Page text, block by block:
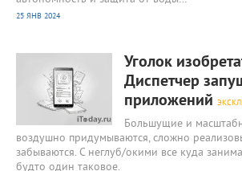
25 ЯНВ 2024
Уголок
Диспетчер
приложений
Большущие и
воздушно придумываются, сложно
забываются. С неглуб/окими все куда
будто один таковое.